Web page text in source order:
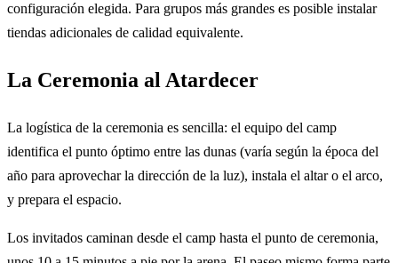
configuración elegida. Para grupos más grandes es posible instalar
tiendas adicionales de calidad equivalente.
La Ceremonia al Atardecer
La logística de la ceremonia es sencilla: el equipo del camp
identifica el punto óptimo entre las dunas (varía según la época del
año para aprovechar la dirección de la luz), instala el altar o el arco,
y prepara el espacio.
Los invitados caminan desde el camp hasta el punto de ceremonia,